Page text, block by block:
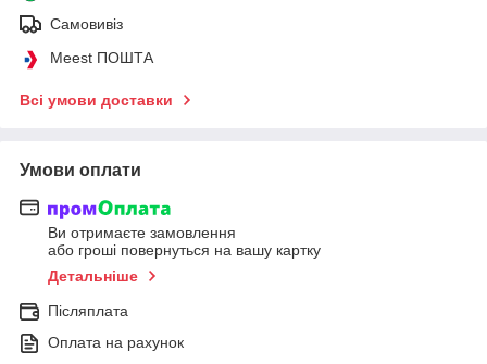
Самовивіз
Meest ПОШТА
Всі умови доставки
Умови оплати
Ви отримаєте замовлення
або гроші повернуться на вашу картку
Детальніше
Післяплата
Оплата на рахунок